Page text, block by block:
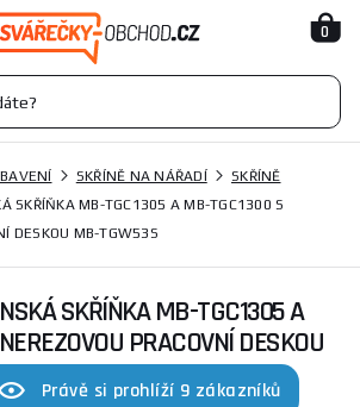
0
SKŘÍNĚ NA NÁŘADÍ
SKŘÍNĚ
SKŘÍŇKA MB-TGC1305 A MB-TGC1300 S
DESKOU MB-TGW53S
SKŘÍŇKA MB-TGC1305 A
PRACOVNÍ DESKOU
Právě si prohlíží 9 zákazníků